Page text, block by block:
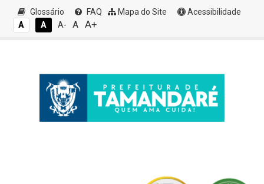
Glossário FAQ Mapa do Site
Acessibilidade
A
A A- A A+